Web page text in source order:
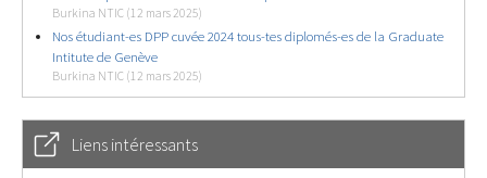
Burkina NTIC (12 mars 2025)
Nos étudiant-es DPP cuvée 2024 tous-tes diplomés-es de la Graduate
Intitute de Genève
Burkina NTIC (12 mars 2025)
Liens intéressants